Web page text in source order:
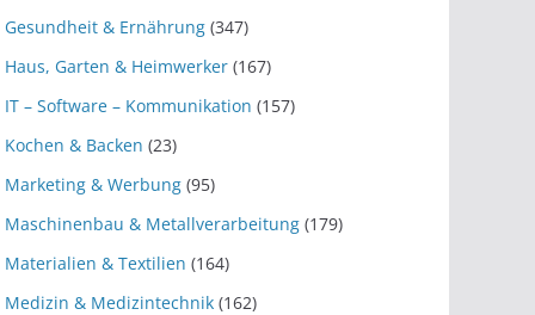
Gesundheit & Ernährung (347)
Haus, Garten & Heimwerker (167)
IT – Software – Kommunikation (157)
Kochen & Backen (23)
Marketing & Werbung (95)
Maschinenbau & Metallverarbeitung (179)
Materialien & Textilien (164)
Medizin & Medizintechnik (162)